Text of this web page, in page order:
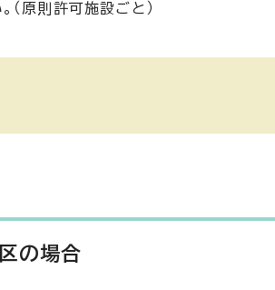
（原則許可施設ごと）
の場合